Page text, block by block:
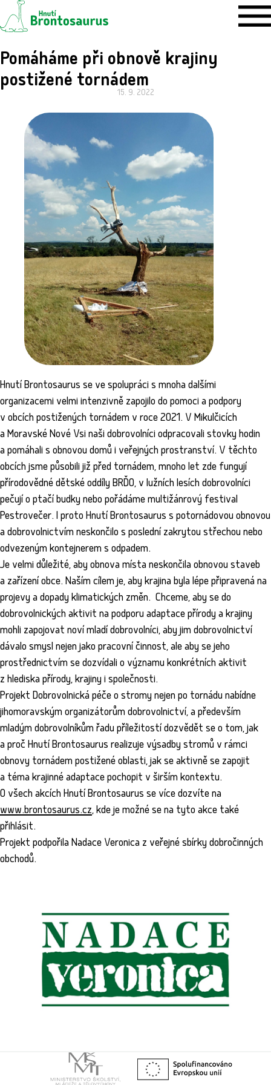
Pomáháme při obnově krajiny
postižené tornádem
15. 9. 2022
Hnutí Brontosaurus se ve spolupráci s mnoha dalšími
organizacemi velmi intenzivně zapojilo do pomoci a podpory
v obcích postižených tornádem v roce 2021. V Mikulčicích
a Moravské Nové Vsi naši dobrovolníci odpracovali stovky hodin
a pomáhali s obnovou domů i veřejných prostranství. V těchto
obcích jsme působili již před tornádem, mnoho let zde fungují
přírodovědné dětské oddíly BRĎO, v lužních lesích dobrovolníci
pečují o ptačí budky nebo pořádáme multižánrový festival
Pestrovečer. I proto Hnutí Brontosaurus s potornádovou obnovou
a dobrovolnictvím neskončilo s poslední zakrytou střechou nebo
odvezeným kontejnerem s odpadem.
Je velmi důležité, aby obnova místa neskončila obnovou staveb
a zařízení obce. Naším cílem je, aby krajina byla lépe připravená na
projevy a dopady klimatických změn. Chceme, aby se do
dobrovolnických aktivit na podporu adaptace přírody a krajiny
mohli zapojovat noví mladí dobrovolníci, aby jim dobrovolnictví
dávalo smysl nejen jako pracovní činnost, ale aby se jeho
prostřednictvím se dozvídali o významu konkrétních aktivit
z hlediska přírody, krajiny i společnosti.
Projekt Dobrovolnická péče o stromy nejen po tornádu nabídne
jihomoravským organizátorům dobrovolnictví, a především
mladým dobrovolníkům řadu příležitostí dozvědět se o tom, jak
a proč Hnutí Brontosaurus realizuje výsadby stromů v rámci
obnovy tornádem postižené oblasti, jak se aktivně se zapojit
a téma krajinné adaptace pochopit v širším kontextu.
O všech akcích Hnutí Brontosaurus se více dozvíte na
www.brontosaurus.cz, kde je možné se na tyto akce také
přihlásit.
Projekt podpořila Nadace Veronica z veřejné sbírky dobročinných
obchodů.